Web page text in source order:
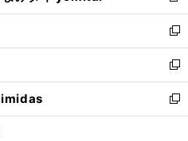
開
く
ウ
で
開
く
ン
ド
ウ
で
開
く
ウ
ィ
ン
ド
ウ
で
開
し
い
ウ
ィ
ン
ド
ウ
新
し
い
ウ
ィ
ン
新
し
い
ウ
imidas
新
し